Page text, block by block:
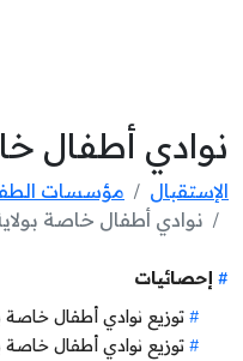
نوادي أطفال
الإستقبال
مؤسسات
نوادي أطفال خاصة
إحصائيات
توزيع نوادي أطفال
توزيع نوادي أطفال خاصة